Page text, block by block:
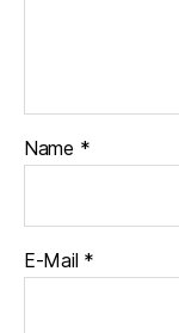
Name *
E-Mail *